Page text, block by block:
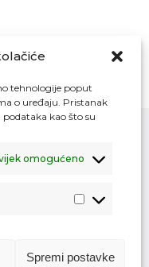
tehnologije poput
o uređaju. Pristanak
kao što su
omogućeno
Spremi postavke